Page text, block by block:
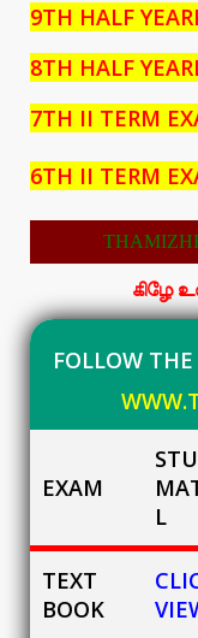
9TH HALF
8TH HALF
7TH II TERM
6TH II TERM
கிழே
FOLLOW
EXAM
L
TEXT
BOOK